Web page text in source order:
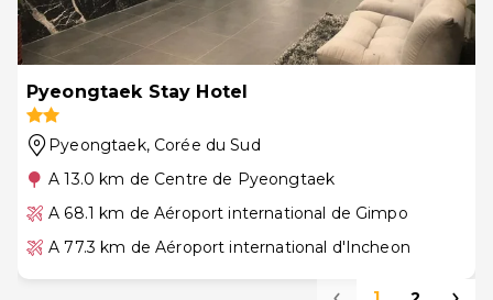
Pyeongtaek Stay Hotel
Pyeongtaek, Corée du Sud
A 13.0 km de Centre de Pyeongtaek
A 68.1 km de Aéroport international de Gimpo
A 77.3 km de Aéroport international d'Incheon